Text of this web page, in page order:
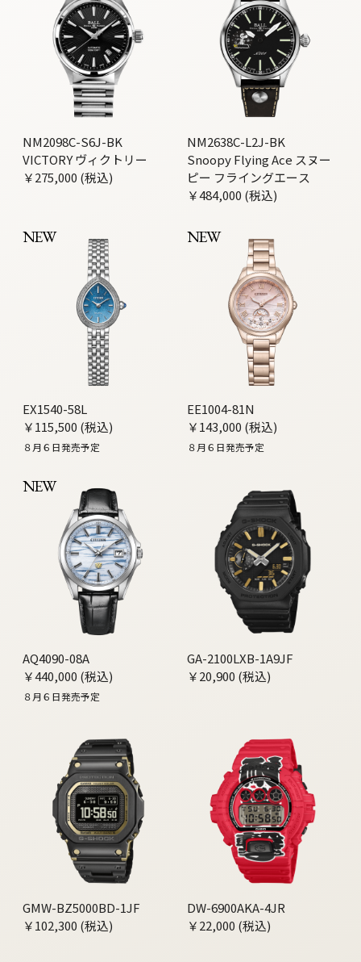
NM2098C-S6J-BK
VICTORY ヴィクトリー
￥275,000 (税込)
NM2638C-L2J-BK
Snoopy Flying Ace スヌー
ピー フライングエース
￥484,000 (税込)
NEW
EX1540-58L
￥115,500 (税込)
８月６日発売予定
NEW
EE1004-81N
￥143,000 (税込)
８月６日発売予定
NEW
AQ4090-08A
￥440,000 (税込)
８月６日発売予定
GA-2100LXB-1A9JF
￥20,900 (税込)
GMW-BZ5000BD-1JF
￥102,300 (税込)
DW-6900AKA-4JR
￥22,000 (税込)